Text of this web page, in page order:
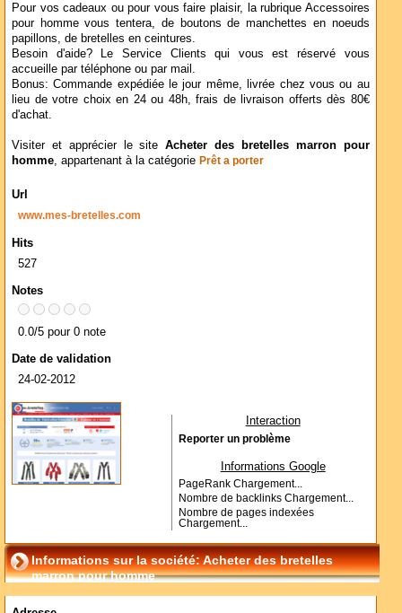
Pour vos cadeaux ou pour vous faire plaisir, la rubrique Accessoires
pour homme vous tentera, de boutons de manchettes en noeuds
papillons, de bretelles en ceintures.
Besoin d'aide? Le Service Clients qui vous est réservé vous
accueille par téléphone ou par mail.
Bonus: Commande expédiée le jour même, livrée chez vous ou au
lieu de votre choix en 24 ou 48h, frais de livraison offerts dès 80€
d'achat.
Visiter et apprécier le siteAcheter des bretelles marron pour
homme, appartenant à la catégorie Prêt a porter
Url
www.mes-bretelles.com
Hits
527
Notes
0.0/5 pour 0 note
Date de validation
24-02-2012
Interaction
Reporter un problème
Informations Google
PageRank Chargement...
Nombre de backlinks Chargement...
Nombre de pages indexées
Chargement...
Informations sur la société: Acheter des bretelles
marron pour homme